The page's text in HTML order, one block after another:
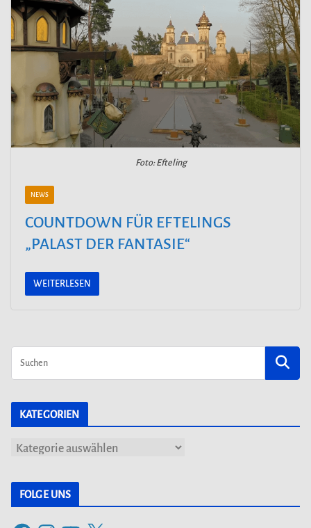
Foto: Efteling
NEWS
COUNTDOWN FÜR EFTELINGS
„PALAST DER FANTASIE“
WEITERLESEN
KATEGORIEN
K
FOLGE UNS